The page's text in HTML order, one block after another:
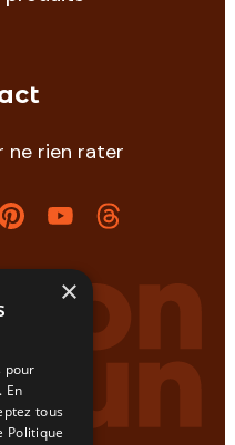
ne rien rater
×
pour
En
tous
Politique